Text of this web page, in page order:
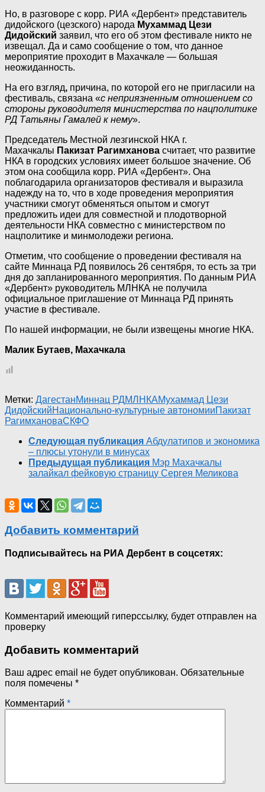
Но, в разговоре с корр. РИА «Дербент» представитель
дидойского (цезского) народа Мухаммад Цези
Дидойский заявил, что его об этом фестивале никто не
извещал. Да и само сообщение о том, что данное
мероприятие проходит в Махачкале — большая
неожиданность.
На его взгляд, причина, по которой его не пригласили на
фестиваль, связана «с неприязненным отношением со
стороны руководителя министерства по нацполитике
РД Татьяны Гамалей к нему».
Председатель Местной лезгинской НКА г.
Махачкалы Пакизат Рагимханова считает, что развитие
НКА в городских условиях имеет большое значение. Об
этом она сообщила корр. РИА «Дербент». Она
поблагодарила организаторов фестиваля и выразила
надежду на то, что в ходе проведения мероприятия
участники смогут обменяться опытом и смогут
предложить идеи для совместной и плодотворной
деятельности НКА совместно с министерством по
нацполитике и минмолодежи региона.
Отметим, что сообщение о проведении фестиваля на
сайте Миннаца РД появилось 26 сентября, то есть за три
дня до запланированного мероприятия. По данным РИА
«Дербент» руководитель МЛНКА не получила
официальное приглашение от Миннаца РД принять
участие в фестивале.
По нашей информации, не были извещены многие НКА.
Малик Бутаев, Махачкала
Метки: ДагестанМиннац РДМЛНКАМухаммад Цези
ДидойскийНационально-культурные автономииПакизат
РагимхановаСКФО
Следующая публикация Абдулатипов и экономика
– плюсы утонули в минусах
Предыдущая публикация Мэр Махачкалы
залайкал фейковую страницу Сергея Меликова
Добавить комментарий
Подписывайтесь на РИА Дербент в соцсетях:
Комментарий имеющий гиперссылку, будет отправлен на
проверку
Добавить комментарий
Ваш адрес email не будет опубликован. Обязательные
поля помечены *
Комментарий *